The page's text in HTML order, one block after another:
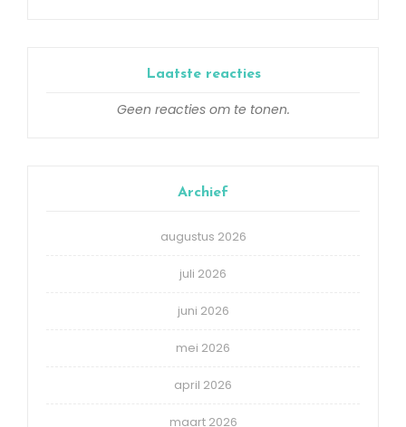
Laatste reacties
Geen reacties om te tonen.
Archief
augustus 2026
juli 2026
juni 2026
mei 2026
april 2026
maart 2026